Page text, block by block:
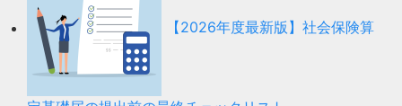
【2026年度最新版】社会保険算